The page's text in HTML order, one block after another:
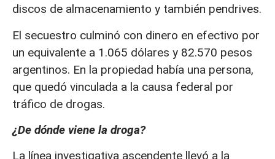
discos de almacenamiento y también pendrives.
El secuestro culminó con dinero en efectivo por
un equivalente a 1.065 dólares y 82.570 pesos
argentinos. En la propiedad había una persona,
que quedó vinculada a la causa federal por
tráfico de drogas.
¿De dónde viene la droga?
La línea investigativa ascendente llevó a la